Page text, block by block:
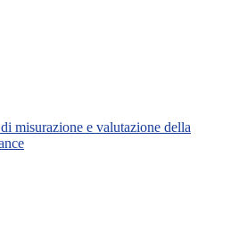
misurazione e valutazione della